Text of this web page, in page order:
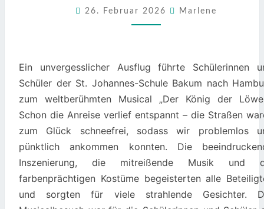
LÖWEN
26. Februar 2026 Marlene
Ein unvergesslicher Ausflug führte Schülerinnen
Schüler der St. Johannes-Schule Bakum nach
zum weltberühmten Musical „Der König der
Schon die Anreise verlief entspannt – die Straßen
zum Glück schneefrei, sodass wir problemlos
pünktlich ankommen konnten. Die
Inszenierung, die mitreißende Musik und
farbenprächtigen Kostüme begeisterten alle
und sorgten für viele strahlende Gesichter.